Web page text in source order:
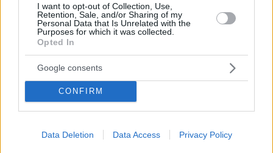
I want to opt-out of Collection, Use,
Retention, Sale, and/or Sharing of my
Personal Data that Is Unrelated with the
Purposes for which it was collected.
Opted In
Google consents
CONFIRM
Data Deletion Data Access Privacy Policy
Drakoulis meat
-Βούλα: Βασ. Παύλου 103, Τηλ: 2108955655
Αγίας Σοφίας 90, Πλατεία Άνοιξης, Τηλ: